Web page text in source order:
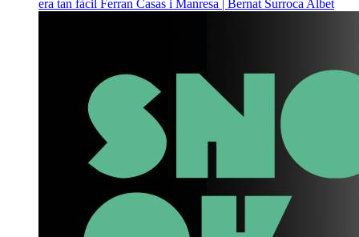
era tan fàcil Ferran Casas i Manresa | Bernat Surroca Albet